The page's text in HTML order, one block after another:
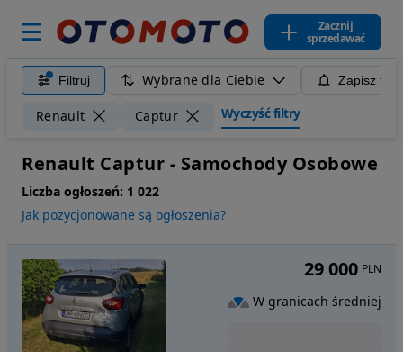
Zacznij
sprzedawać
Filtruj Wybrane dla Ciebie Zapisz
Renault Captur Wyczyść filtry
Renault Captur - Samochody Osobowe
Liczba ogłoszeń: 1 022
Jak pozycjonowane są ogłoszenia?
29 000 PLN
W granicach średniej